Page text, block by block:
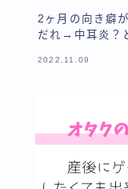
2ヶ月の向き癖
だれ→中耳炎？
2022.11.09